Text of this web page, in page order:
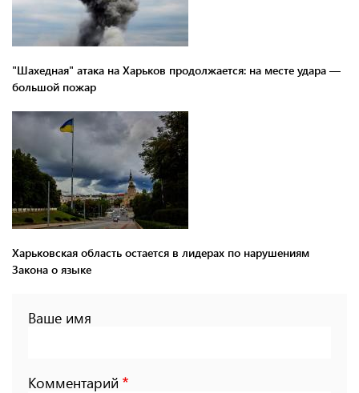
"Шахедная" атака на Харьков продолжается: на месте удара —
большой пожар
Харьковская область остается в лидерах по нарушениям
Закона о языке
Ваше имя
Комментарий